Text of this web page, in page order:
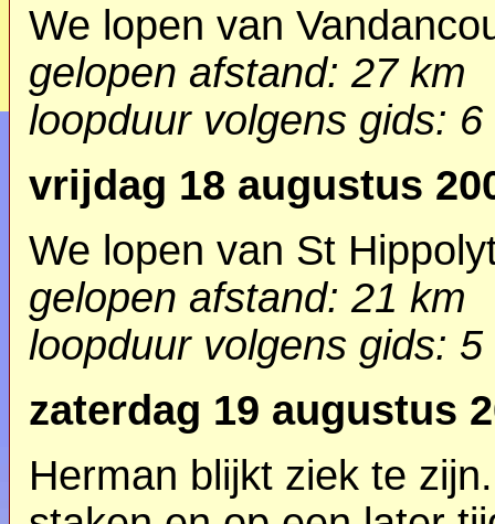
We lopen van
gelopen afstand: 27 km
loopduur volgens gids: 6
vrijdag 18 augustus
We lopen van St
gelopen afstand: 21 km
loopduur volgens gids: 5
zaterdag 19 augustus
Herman blijkt ziek te